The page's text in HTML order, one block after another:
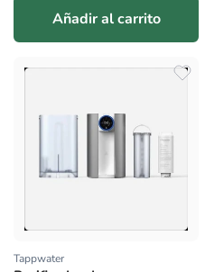
Añadir al carrito
Proveedor:
Tappwater